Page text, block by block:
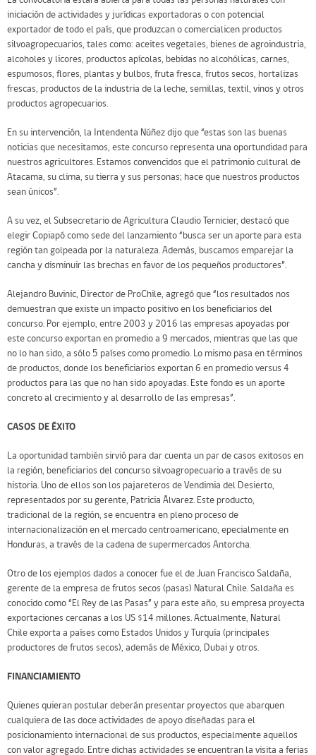
iniciación de actividades y jurídicas exportadoras o con potencial
exportador de todo el país, que produzcan o comercialicen productos
silvoagropecuarios, tales como: aceites vegetales, bienes de agroindustria,
alcoholes y licores, productos apícolas, bebidas no alcohólicas, carnes,
espumosos, flores, plantas y bulbos, fruta fresca, frutos secos, hortalizas
frescas, productos de la industria de la leche, semillas, textil, vinos y otros
productos agropecuarios.
En su intervención, la Intendenta Núñez dijo que “estas son las buenas
noticias que necesitamos, este concurso representa una oportundidad para
nuestros agricultores. Estamos convencidos que el patrimonio cultural de
Atacama, su clima, su tierra y sus personas; hace que nuestros productos
sean únicos”.
A su vez, el Subsecretario de Agricultura Claudio Ternicier, destacó que
elegir Copiapó como sede del lanzamiento “busca ser un aporte para esta
región tan golpeada por la naturaleza. Además, buscamos emparejar la
cancha y disminuir las brechas en favor de los pequeños productores”.
Alejandro Buvinic, Director de ProChile, agregó que “los resultados nos
demuestran que existe un impacto positivo en los beneficiarios del
concurso. Por ejemplo, entre 2003 y 2016 las empresas apoyadas por
este concurso exportan en promedio a 9 mercados, mientras que las que
no lo han sido, a sólo 5 países como promedio. Lo mismo pasa en términos
de productos, donde los beneficiarios exportan 6 en promedio versus 4
productos para las que no han sido apoyadas. Este fondo es un aporte
concreto al crecimiento y al desarrollo de las empresas”.
CASOS DE ÉXITO
La oportunidad también sirvió para dar cuenta un par de casos exitosos en
la región, beneficiarios del concurso silvoagropecuario a través de su
historia. Uno de ellos son los pajareteros de Vendimia del Desierto,
representados por su gerente, Patricia Álvarez. Este producto,
tradicional de la región, se encuentra en pleno proceso de
internacionalización en el mercado centroamericano, epecialmente en
Honduras, a través de la cadena de supermercados Antorcha.
Otro de los ejemplos dados a conocer fue el de Juan Francisco Saldaña,
gerente de la empresa de frutos secos (pasas) Natural Chile. Saldaña es
conocido como “El Rey de las Pasas” y para este año, su empresa proyecta
exportaciones cercanas a los US $14 millones. Actualmente, Natural
Chile exporta a países como Estados Unidos y Turquía (principales
productores de frutos secos), además de México, Dubai y otros.
FINANCIAMIENTO
Quienes quieran postular deberán presentar proyectos que abarquen
cualquiera de las doce actividades de apoyo diseñadas para el
posicionamiento internacional de sus productos, especialmente aquellos
con valor agregado. Entre dichas actividades se encuentran la visita a ferias